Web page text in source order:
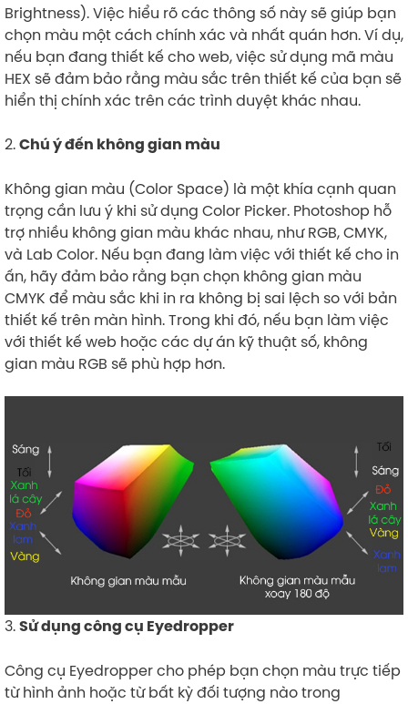
Brightness). Việc hiểu rõ các thông số này sẽ giúp bạn
chọn màu một cách chính xác và nhất quán hơn. Ví dụ,
nếu bạn đang thiết kế cho web, việc sử dụng mã màu
HEX sẽ đảm bảo rằng màu sắc trên thiết kế của bạn sẽ
hiển thị chính xác trên các trình duyệt khác nhau.
2.Chú ý đến không gian màu
Không gian màu (Color Space) là một khía cạnh quan
trọng cần lưu ý khi sử dụng Color Picker. Photoshop hỗ
trợ nhiều không gian màu khác nhau, như RGB, CMYK,
và Lab Color. Nếu bạn đang làm việc với thiết kế cho in
ấn, hãy đảm bảo rằng bạn chọn không gian màu
CMYK để màu sắc khi in ra không bị sai lệch so với bản
thiết kế trên màn hình. Trong khi đó, nếu bạn làm việc
với thiết kế web hoặc các dự án kỹ thuật số, không
gian màu RGB sẽ phù hợp hơn.
3.Sử dụng công cụ Eyedropper
Công cụ Eyedropper cho phép bạn chọn màu trực tiếp
từ hình ảnh hoặc từ bất kỳ đối tượng nào trong